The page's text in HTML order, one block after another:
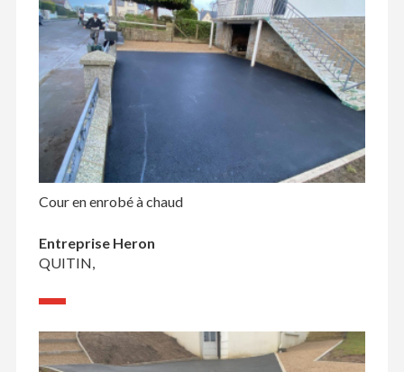
Cour en enrobé à chaud
Entreprise Heron
QUITIN,